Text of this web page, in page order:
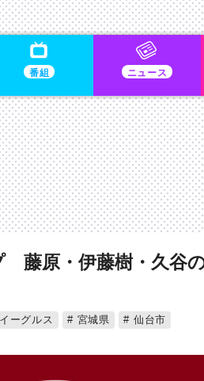
番組 ニュース
藤原・伊藤樹・久谷
ーグルス 宮城県 仙台市